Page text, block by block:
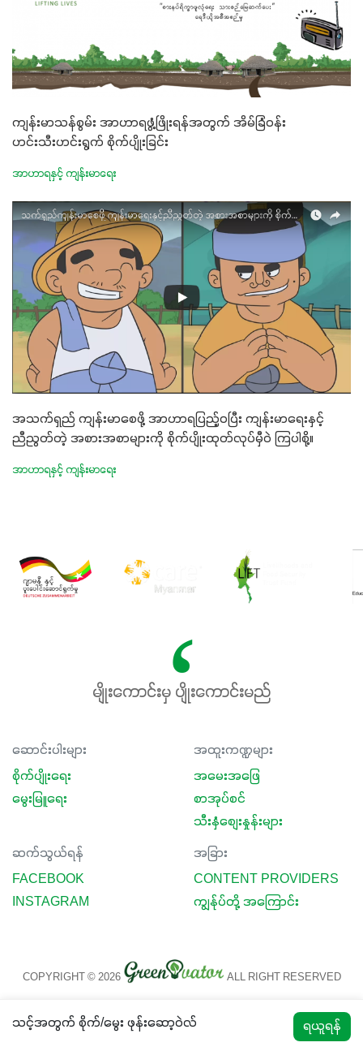
ကျန်းမာသန်စွမ်း အာဟာရဖွံ့ဖြိုးရန်အတွက် အိမ်ခြံဝန်း
ဟင်းသီးဟင်းရွက် စိုက်ပျိုးခြင်း
အာဟာရနှင့် ကျန်းမာရေး
အသက်ရှည် ကျန်းမာစေဖို့ အာဟာရပြည့်ဝပြီး ကျန်းမာရေးနှင့်
ညီညွတ်တဲ့ အစားအစာများကို စိုက်ပျိုးထုတ်လုပ်မှီဝဲ ကြပါစို့။
အာဟာရနှင့် ကျန်းမာရေး
မျိုးကောင်းမှ ပျိုးကောင်းမည်
ဆောင်းပါးများ
စိုက်ပျိုးရေး
မွေးမြူရေး
အထူးကဏ္ဍများ
အမေးအဖြေ
စာအုပ်စင်
သီးနှံစျေးနှုန်းများ
ဆက်သွယ်ရန်
FACEBOOK
INSTAGRAM
အခြား
CONTENT PROVIDERS
ကျွန်ုပ်တို့ အကြောင်း
COPYRIGHT © 2026 ALL RIGHT RESERVED
သင့်အတွက် စိုက်/မွေး ဖုန်းဆော့ဝဲလ် ရယူရန်